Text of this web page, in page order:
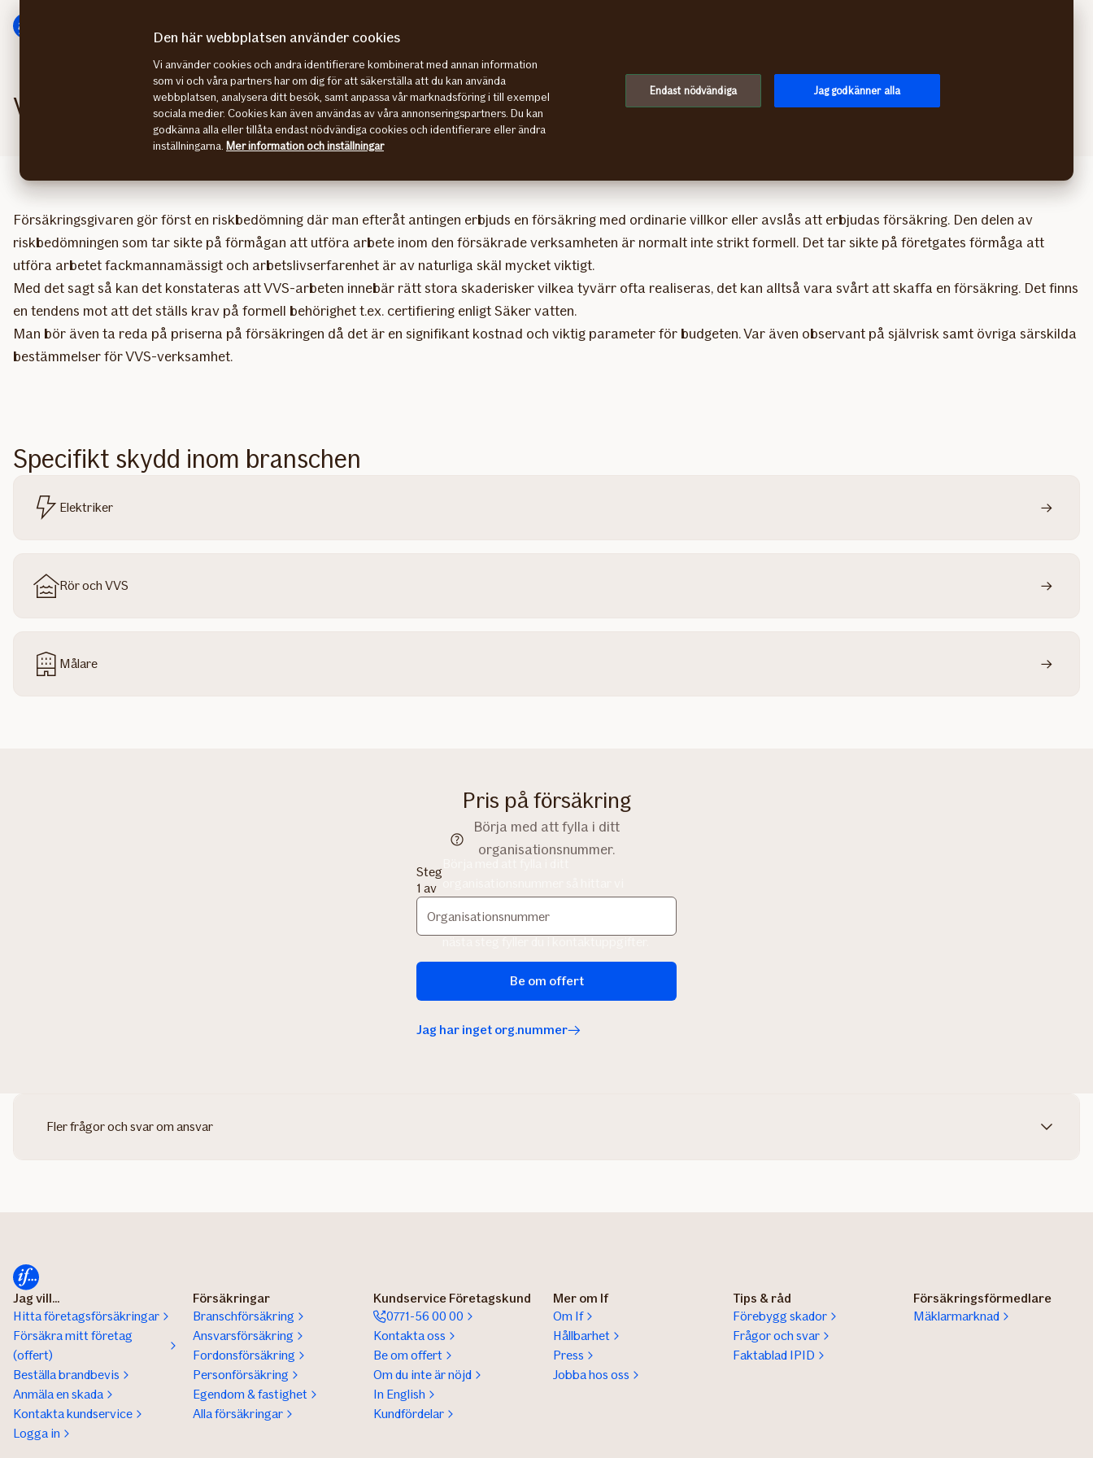
direkt
direkt
Vad krävs för att VVS-företag ska bli beviljad ansvarsförsäkring?
Försäkringsgivaren gör först en riskbedömning där man efteråt antingen erbjuds en försäkring med ordinarie villkor eller avslås att erbjudas försäkring. Den delen av
riskbedömningen som tar sikte på förmågan att utföra arbete inom den försäkrade verksamheten är normalt inte strikt formell. Det tar sikte på företgates förmåga att
utföra arbetet fackmannamässigt och arbetslivserfarenhet är av naturliga skäl mycket viktigt.
Med det sagt så kan det konstateras att VVS-arbeten innebär rätt stora skaderisker vilkea tyvärr ofta realiseras, det kan alltså vara svårt att skaffa en försäkring. Det finns
en tendens mot att det ställs krav på formell behörighet t.ex. certifiering enligt Säker vatten.
Man bör även ta reda på priserna på försäkringen då det är en signifikant kostnad och viktig parameter för budgeten. Var även observant på självrisk samt övriga särskilda
bestämmelser för VVS-verksamhet.
Specifikt skydd inom branschen
Elektriker
Rör och VVS
Målare
Pris på försäkring
Börja med att fylla i ditt
organisationsnummer.
Steg
1 av
2
uppgifter om ditt företag. För enskild firma
skriver du ditt personnummer (10 siffror). I
Be om offert
Jag har inget org.nummer
Fler frågor och svar om ansvar
Jag vill...
Hitta företagsförsäkringar
Försäkra mitt företag
(offert)
Beställa brandbevis
Anmäla en skada
Kontakta kundservice
Logga in
Försäkringar
Branschförsäkring
Ansvarsförsäkring
Fordonsförsäkring
Personförsäkring
Egendom & fastighet
Alla försäkringar
Kundservice Företagskund
0771-56 00 00
Kontakta oss
Be om offert
Om du inte är nöjd
In English
Kundfördelar
Mer om If
Om If
Hållbarhet
Press
Jobba hos oss
Tips & råd
Förebygg skador
Frågor och svar
Faktablad IPID
Försäkringsförmedlare
Mäklarmarknad
Den här webbplatsen använder cookies
Vi använder cookies och andra identifierare kombinerat med annan information
som vi och våra partners har om dig för att säkerställa att du kan använda
webbplatsen, analysera ditt besök, samt anpassa vår marknadsföring i till exempel
sociala medier. Cookies kan även användas av våra annonseringspartners. Du kan
godkänna alla eller tillåta endast nödvändiga cookies och identifierare eller ändra
inställningarna. Mer information och inställningar
Endast nödvändiga Jag godkänner alla